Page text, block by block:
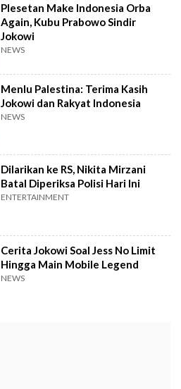
Plesetan Make Indonesia Orba
Again, Kubu Prabowo Sindir
Jokowi
NEWS
Menlu Palestina: Terima Kasih
Jokowi dan Rakyat Indonesia
NEWS
Dilarikan ke RS, Nikita Mirzani
Batal Diperiksa Polisi Hari Ini
ENTERTAINMENT
Cerita Jokowi Soal Jess No Limit
Hingga Main Mobile Legend
NEWS